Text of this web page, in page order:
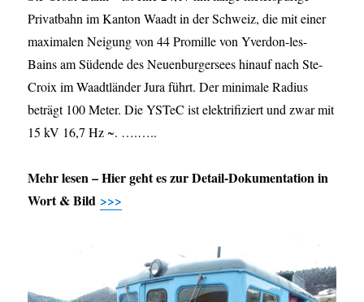
Privatbahn im Kanton Waadt in der Schweiz, die mit einer
maximalen Neigung von 44 Promille von Yverdon-les-
Bains am Südende des Neuenburgersees hinauf nach Ste-
Croix im Waadtländer Jura führt. Der minimale Radius
beträgt 100 Meter. Die YSTeC ist elektrifiziert und zwar mit
15 kV 16,7 Hz ~. ….…..
Mehr lesen – Hier geht es zur Detail-Dokumentation in
Wort & Bild >>>